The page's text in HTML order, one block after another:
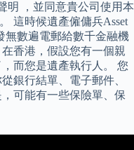
明 ，並同意貴公司使用本
這時候遺產僱傭兵Asset
無數遍電郵給數千金融機
香港，假設您有一個親
而您是遺產執行人。 您
銀行結單、電子郵件、
可能有一些保險單、保